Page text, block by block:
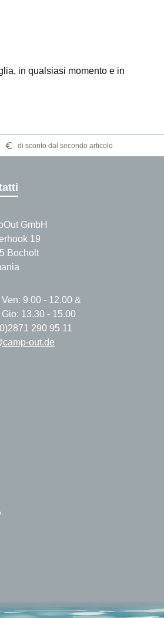
in qualsiasi momento e in
di sconto dal secondo articolo
GmbH
19
Bocholt
Ven: 9.00 - 12.00 &
Gio: 13.30 - 15.00
290 95 11
out.de